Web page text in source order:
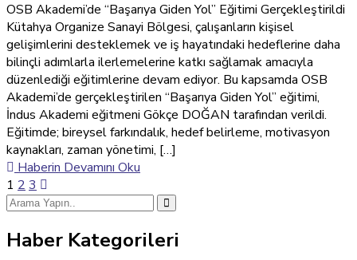
OSB Akademi’de “Başarıya Giden Yol” Eğitimi Gerçekleştirildi
Kütahya Organize Sanayi Bölgesi, çalışanların kişisel
gelişimlerini desteklemek ve iş hayatındaki hedeflerine daha
bilinçli adımlarla ilerlemelerine katkı sağlamak amacıyla
düzenlediği eğitimlerine devam ediyor. Bu kapsamda OSB
Akademi’de gerçekleştirilen “Başarıya Giden Yol” eğitimi,
İndus Akademi eğitmeni Gökçe DOĞAN tarafından verildi.
Eğitimde; bireysel farkındalık, hedef belirleme, motivasyon
kaynakları, zaman yönetimi, […]
Haberin Devamını Oku
1 2 3
Haber Kategorileri